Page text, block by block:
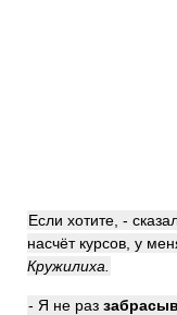
Если хотите, -
насчёт курсов, у
Кружилиха.
- Я не раз